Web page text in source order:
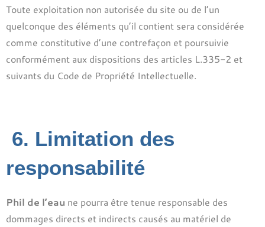
Toute exploitation non autorisée du site ou de l’un
quelconque des éléments qu’il contient sera considérée
comme constitutive d’une contrefaçon et poursuivie
conformément aux dispositions des articles L.335-2 et
suivants du Code de Propriété Intellectuelle.
6. Limitation des
responsabilité
Phil de l’eau ne pourra être tenue responsable des
dommages directs et indirects causés au matériel de